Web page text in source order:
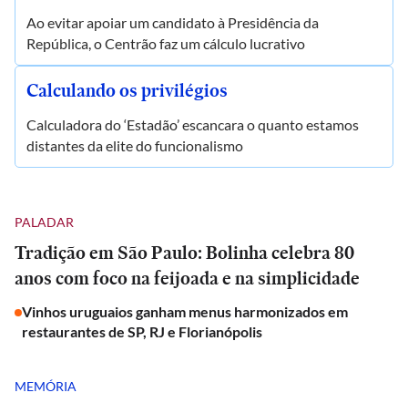
Ao evitar apoiar um candidato à Presidência da
República, o Centrão faz um cálculo lucrativo
Calculando os privilégios
Calculadora do ‘Estadão’ escancara o quanto estamos
distantes da elite do funcionalismo
PALADAR
Tradição em São Paulo: Bolinha celebra 80
anos com foco na feijoada e na simplicidade
Vinhos uruguaios ganham menus harmonizados em
restaurantes de SP, RJ e Florianópolis
MEMÓRIA